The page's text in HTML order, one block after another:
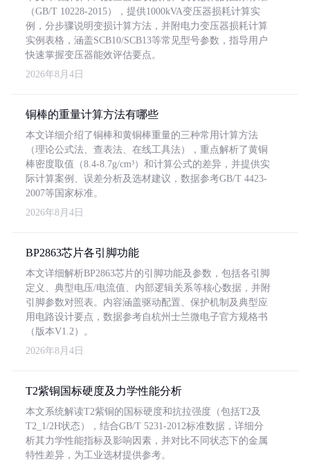
（GB/T 10228-2015），提供1000kVA变压器损耗计算实
例，分步骤说明变损计算方法，并附电力变压器损耗计算
实例表格，涵盖SCB10/SCB13等常见型号参数，指导用户
快速掌握变压器能效评估要点。
2026年8月4日
铜棒的重量计算方法有哪些
本文详细介绍了铜棒和黄铜棒重量的三种常用计算方法
（理论公式法、查表法、在线工具法），重点解析了黄铜
棒密度取值（8.4-8.7g/cm³）和计算公式的差异，并提供实
际计算案例、误差分析及选材建议，数据参考GB/T 4423-
2007等国家标准。
2026年8月4日
BP2863芯片各引脚功能
本文详细解析BP2863芯片的引脚功能及参数，包括各引脚
定义、典型电压/电流值、内部逻辑关系等核心数据，并附
引脚参数对照表。内容涵盖驱动配置、保护机制及典型应
用电路设计要点，数据参考自杭州士兰微电子官方规格书
（版本V1.2）。
2026年8月4日
T2紫铜国标硬度及力学性能分析
本文系统解读T2紫铜的国标硬度和抗拉强度（包括T2及
T2_1/2H状态），结合GB/T 5231-2012标准数据，详细分
析其力学性能指标及影响因素，并对比不同状态下的金属
特性差异，为工业选材提供参考。